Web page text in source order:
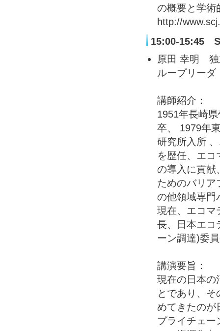
の概要と学術
http://
15:00-15:45
原田 幸明 独
ループリーダ
講師紹介：
1951年長崎
卒、 1979年
研究所入所
を歴任、エコ
の導入に貢献
ためのバリア
の他領域専門
現在、エコマ
長、日本エコ
ーン調達)委
講演要旨：
現在の日本の
とであり、
めてきたのが
プライチェー